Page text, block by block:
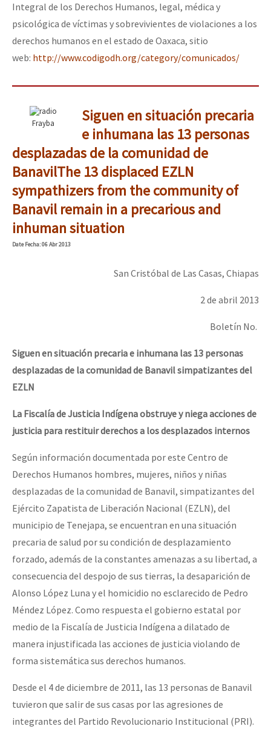
Integral de los Derechos Humanos, legal, médica y
psicológica de víctimas y sobrevivientes de violaciones a los
derechos humanos en el estado de Oaxaca, sitio
web: http://www.codigodh.org/category/comunicados/
Frayba
Siguen en situación precaria
e inhumana las 13 personas
desplazadas de la comunidad de
BanavilThe 13 displaced EZLN
sympathizers from the community of
Banavil remain in a precarious and
inhuman situation
DateFecha: 06 Abr 2013
San Cristóbal de Las Casas, Chiapas
2 de abril 2013
Boletín No.
Siguen en situación precaria e inhumana las 13 personas
desplazadas de lacomunidad de Banavil simpatizantes del
EZLN
La Fiscalía de Justicia Indígena obstruye y niega acciones de
justicia para restituir derechos a los desplazados internos
Según información documentada por este Centro de
Derechos Humanos hombres, mujeres, niños y niñas
desplazadas de la comunidad de Banavil, simpatizantes del
Ejército Zapatista de Liberación Nacional (EZLN), del
municipio de Tenejapa, se encuentran en una situación
precaria de salud por su condición de desplazamiento
forzado, además de la constantes amenazas a su libertad, a
consecuencia del despojo de sus tierras, la desaparición de
Alonso López Luna y el homicidio no esclarecido de Pedro
Méndez López. Como respuesta el gobierno estatal por
medio de la Fiscalía de Justicia Indígena a dilatado de
manera injustificada las acciones de justicia violando de
forma sistemática sus derechos humanos.
Desde el 4 de diciembre de 2011, las 13 personas de Banavil
tuvieron que salir de sus casas por las agresiones de
integrantes del Partido Revolucionario Institucional (PRI).